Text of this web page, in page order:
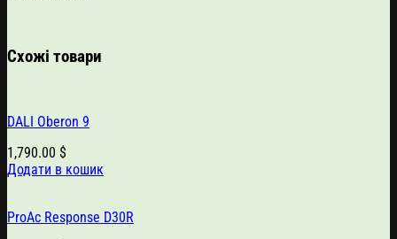
Схожі товари
DALI Oberon 9
1,790.00 $
Додати в кошик
ProAc Response D30R